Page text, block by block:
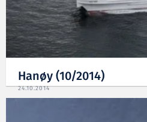
Hanøy (10/2014)
24.10.2014